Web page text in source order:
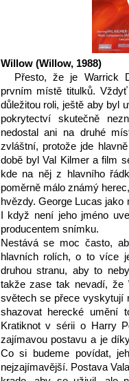
Willow (Willow, 1988)
Přesto, že je Warrick
prvním místě titulků.
důležitou roli, ještě aby byl
pokrytectví skutečně
nedostal ani na druhé
zvláštní, protože jde
době byl Val Kilmer a film
kde na něj z hlavního
poměrně málo známý
hvězdy. George Lucas
I když není jeho jméno
producentem snímku.
Nestává se moc často,
hlavních rolích, o to více
druhou stranu, aby to
takže zase tak nevadí, že
světech se přece vyskytují
shazovat herecké umění
Kratiknot v sérii o Harry
zajímavou postavu a je
Co si budeme povídat,
nejzajímavější. Postava